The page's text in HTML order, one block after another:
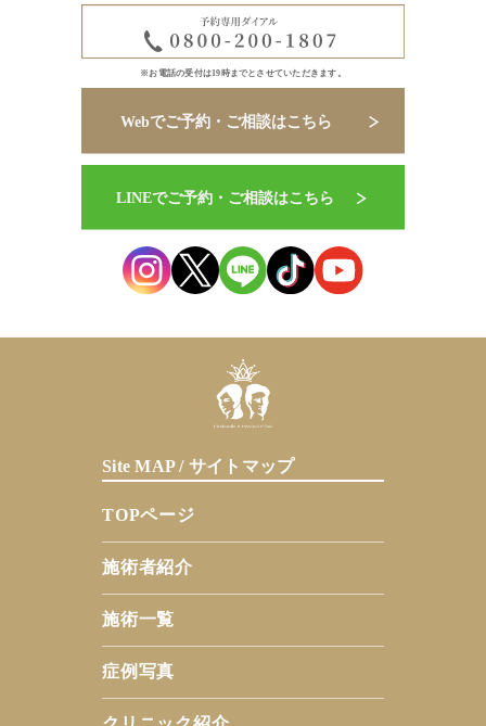
※お電話の受付は19時までとさせていただきます。
Site MAP / サイトマップ
TOPページ
施術者紹介
施術一覧
症例写真